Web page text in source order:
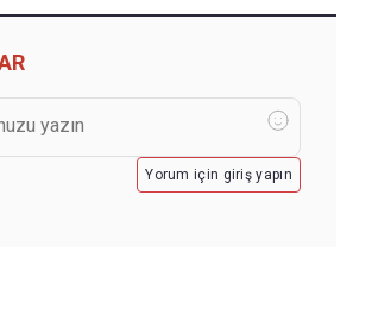
Yorum için giriş yapın